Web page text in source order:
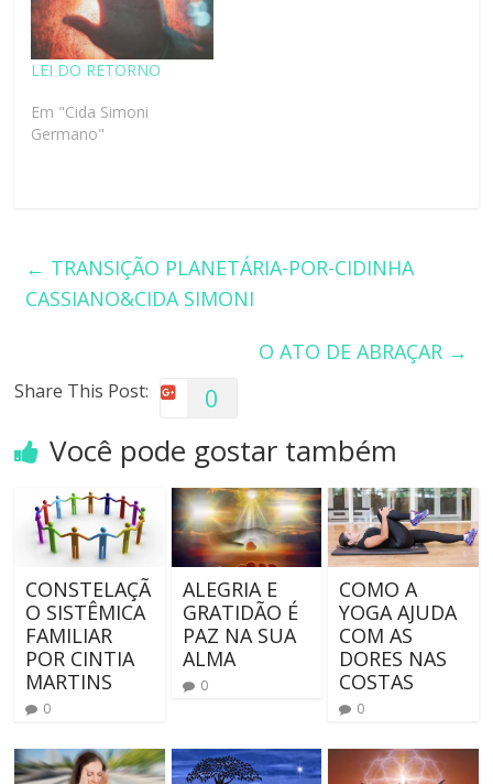
LEI DO RETORNO
Em "Cida Simoni
Germano"
← TRANSIÇÃO PLANETÁRIA-POR-CIDINHA
CASSIANO&CIDA SIMONI
O ATO DE ABRAÇAR →
Share This Post: 0
Você pode gostar também
CONSTELAÇÃ
O SISTÊMICA
FAMILIAR
POR CINTIA
MARTINS
0
ALEGRIA E
GRATIDÃO É
PAZ NA SUA
ALMA
0
COMO A
YOGA AJUDA
COM AS
DORES NAS
COSTAS
0